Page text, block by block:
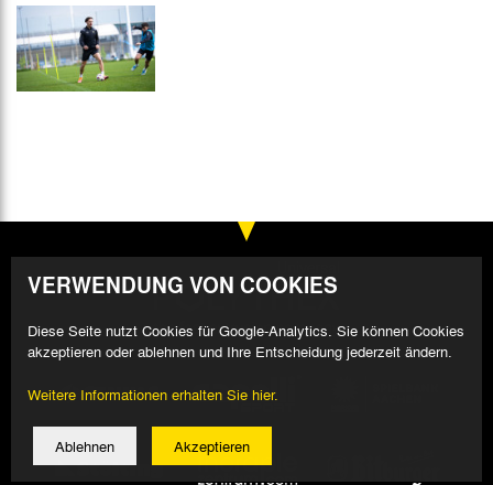
VERWENDUNG VON COOKIES
Diese Seite nutzt Cookies für Google-Analytics. Sie können Cookies
akzeptieren oder ablehnen und Ihre Entscheidung jederzeit ändern.
Weitere Informationen erhalten Sie hier.
Ablehnen Akzeptieren